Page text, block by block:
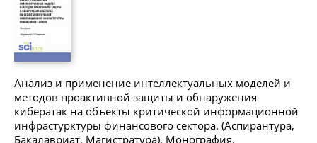
Анализ и применение интеллектуальных моделей и
методов проактивной защиты и обнаружения
кибератак на объекты критической информационной
инфрастурктуры финансового сектора. (Аспирантура,
Бакалавриат, Магистратура). Монография.